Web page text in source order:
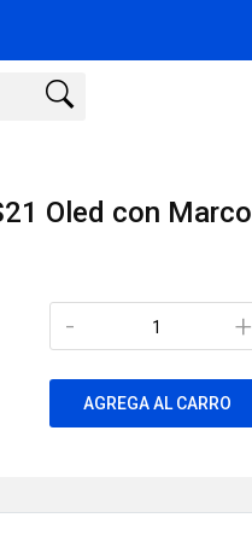
Oled con Marco
+
-
AGREGA AL CARRO